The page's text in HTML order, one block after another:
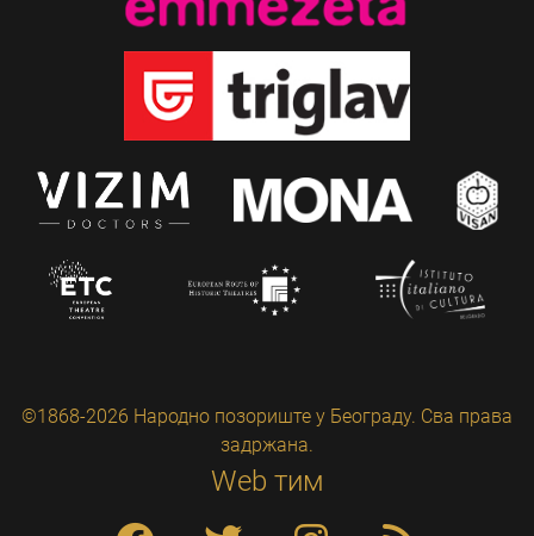
©1868-2026 Народно позориште у Београду. Сва права
задржана.
Web тим